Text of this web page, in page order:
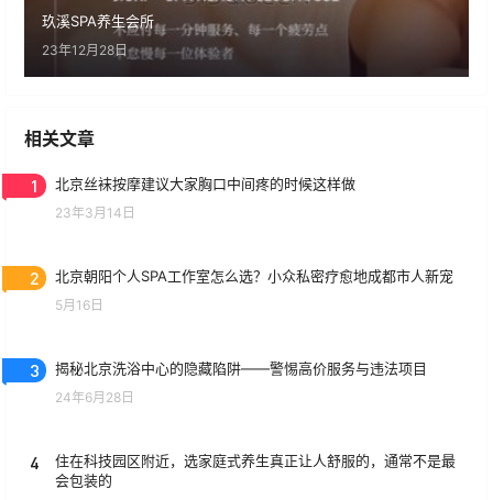
玖溪SPA养生会所
23年12月28日
相关文章
1 北京丝袜按摩建议大家胸口中间疼的时候这样做
23年3月14日
2 北京朝阳个人SPA工作室怎么选？小众私密疗愈地成都市人新宠
5月16日
3 揭秘北京洗浴中心的隐藏陷阱——警惕高价服务与违法项目
24年6月28日
4
住在科技园区附近，选家庭式养生真正让人舒服的，通常不是最
会包装的